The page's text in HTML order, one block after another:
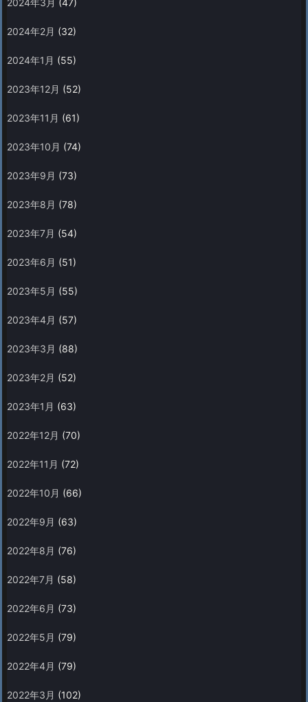
2024年3月 (47)
2024年2月 (32)
2024年1月 (55)
2023年12月 (52)
2023年11月 (61)
2023年10月 (74)
2023年9月 (73)
2023年8月 (78)
2023年7月 (54)
2023年6月 (51)
2023年5月 (55)
2023年4月 (57)
2023年3月 (88)
2023年2月 (52)
2023年1月 (63)
2022年12月 (70)
2022年11月 (72)
2022年10月 (66)
2022年9月 (63)
2022年8月 (76)
2022年7月 (58)
2022年6月 (73)
2022年5月 (79)
2022年4月 (79)
2022年3月 (102)